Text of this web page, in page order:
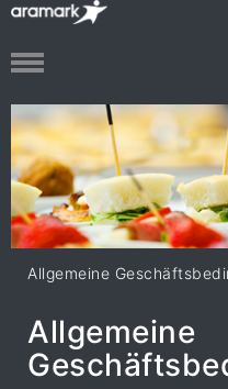
Allgemeine
Allgemeine